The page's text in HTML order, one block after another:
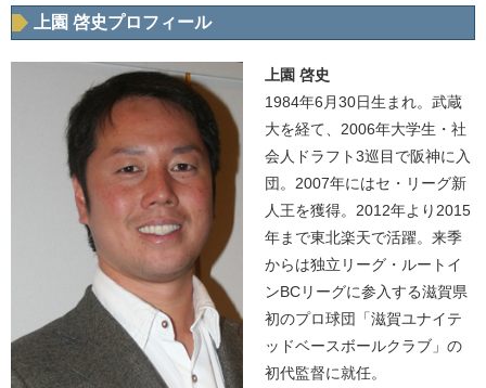
上園 啓史プロフィール
上園 啓史
1984年6月30日生まれ。武蔵
大を経て、2006年大学生・社
会人ドラフト3巡目で阪神に入
団。2007年にはセ・リーグ新
人王を獲得。2012年より2015
年まで東北楽天で活躍。来季
からは独立リーグ・ルートイ
ンBCリーグに参入する滋賀県
初のプロ球団「滋賀ユナイテ
ッドベースボールクラブ」の
初代監督に就任。